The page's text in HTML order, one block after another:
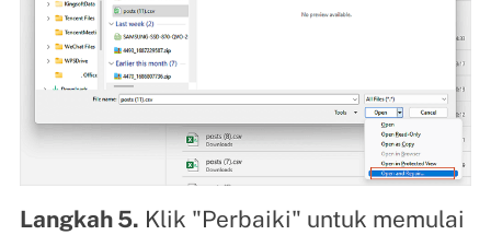
Langkah 5. Klik "Perbaiki" untuk memulai